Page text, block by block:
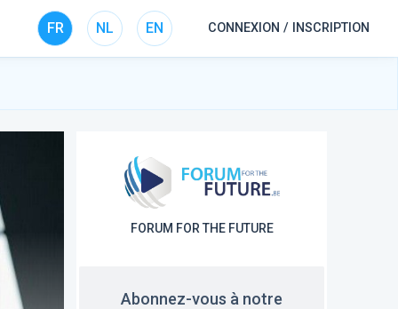
FR NL EN CONNEXION / INSCRIPTION
FORUM FOR THE FUTURE
Abonnez-vous à notre